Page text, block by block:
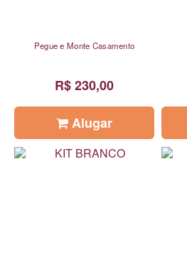
Pegue e Monte Casamento
R$ 230,00
Alugar